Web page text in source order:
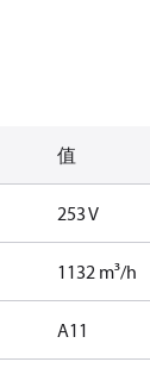
值
253 V
1132 m³/h
A11